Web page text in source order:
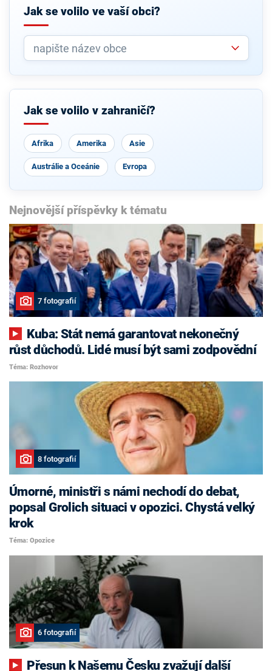
Jak se volilo ve vaší obci?
Jak se volilo v zahraničí?
Afrika Amerika Asie
Austrálie a Oceánie Evropa
Nejnovější příspěvky k tématu
7 fotografií
růst důchodů. Lidé musí být sami zodpovědní
Téma: Rozhovor
8 fotografií
Úmorné, ministři s námi nechodí do debat,
popsal Grolich situaci v opozici. Chystá velký
krok
Téma: Opozice
6 fotografií